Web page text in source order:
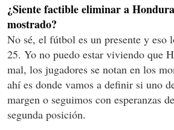
¿Siente factible eliminar a
mostrado?
No sé, el fútbol es un presente y eso
25. Yo no puedo estar viviendo que
mal, los jugadores se notan en los
ahí es donde vamos a definir si uno
margen o seguimos con esperanzas
segunda posición.